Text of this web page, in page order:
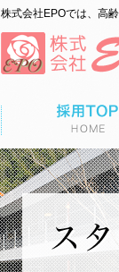
株式会社EPOでは、高
会社概要